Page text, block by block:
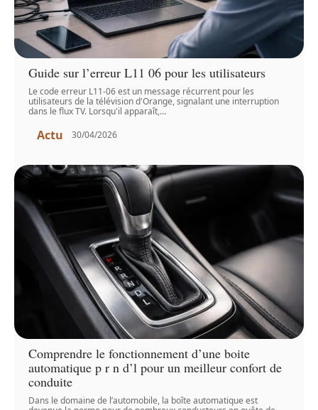
Guide sur l’erreur L11 06 pour les utilisateurs
Le code erreur L11-06 est un message récurrent pour les
utilisateurs de la télévision d'Orange, signalant une interruption
dans le flux TV. Lorsqu'il apparaît,…
Actu 30/04/2026
Comprendre le fonctionnement d’une boite
automatique p r n d’l pour un meilleur confort de
conduite
Dans le domaine de l’automobile, la boîte automatique est